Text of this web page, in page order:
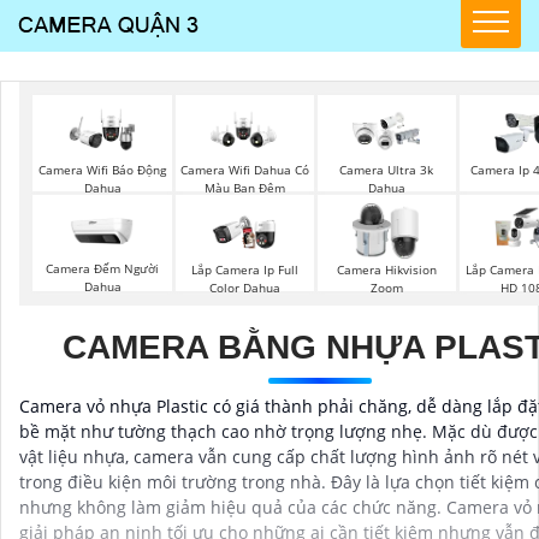
Camera Wifi Báo Động
Dahua
Camera Wifi Dahua Có
Màu Ban Đêm
Camera Ultra 3k
Dahua
Camera Ip
Camera Đếm Người
Dahua
Lắp Camera Ip Full
Color Dahua
Camera Hikvision
Zoom
Lắp
HD
CAMERA BẰNG NHỰA
Camera vỏ nhựa Plastic có giá thành phải chăng, dễ dàng lắp
bề mặt như tường thạch cao nhờ trọng lượng nhẹ. Mặc dù
vật liệu nhựa, camera vẫn cung cấp chất lượng hình ảnh rõ nét
trong điều kiện môi trường trong nhà. Đây là lựa chọn tiết kiệm
nhưng không làm giảm hiệu quả của các chức năng. Camera vỏ
giải pháp an ninh tối ưu cho những ai cần tiết kiệm nhưng vẫn